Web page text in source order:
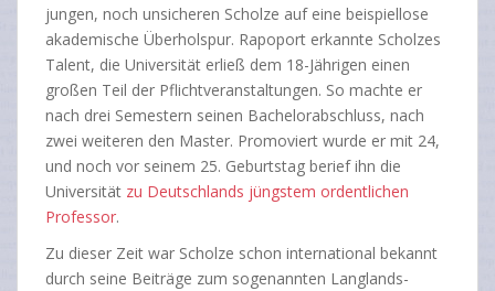
jungen, noch unsicheren Scholze auf eine beispiellose
akademische Überholspur. Rapoport erkannte Scholzes
Talent, die Universität erließ dem 18-Jährigen einen
großen Teil der Pflichtveranstaltungen. So machte er
nach drei Semestern seinen Bachelorabschluss, nach
zwei weiteren den Master. Promoviert wurde er mit 24,
und noch vor seinem 25. Geburtstag berief ihn die
Universität zu Deutschlands jüngstem ordentlichen
Professor.
Zu dieser Zeit war Scholze schon international bekannt
durch seine Beiträge zum sogenannten Langlands-